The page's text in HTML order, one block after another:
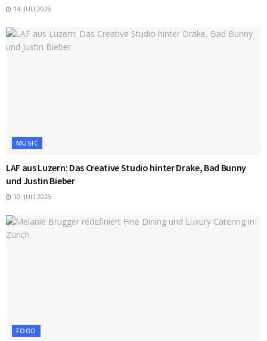
14. JULI 2026
MUSIC
LAF aus Luzern: Das Creative Studio hinter Drake, Bad Bunny
und Justin Bieber
10. JULI 2026
FOOD